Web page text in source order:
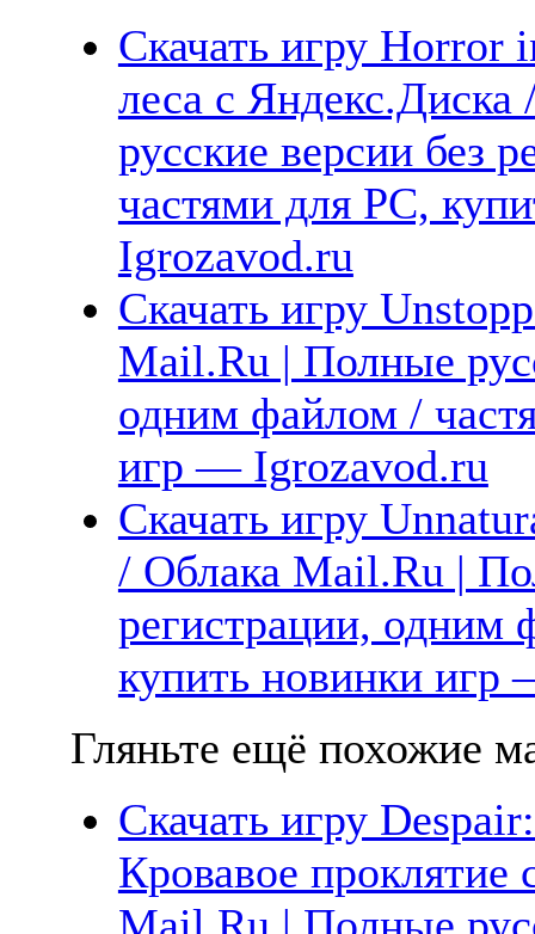
Скачать игру Horror
леса с
русские версии без
частями для PC,
Igrozavod.ru
Скачать игру
Mail.Ru | Полные
одним файлом /
игр — Igrozavod.ru
Скачать игру
/ Облака Mail.Ru |
регистрации, одним
купить новинки
Гляньте ещё похожие
Скачать игру
Кровавое проклятие